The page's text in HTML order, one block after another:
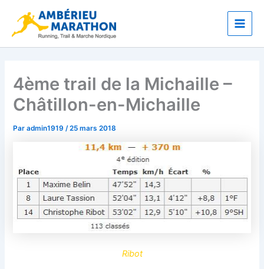
contenu
Main
4ème trail de la Michaille –
Châtillon-en-Michaille
Paradmin1919/25 mars 2018
Ribot